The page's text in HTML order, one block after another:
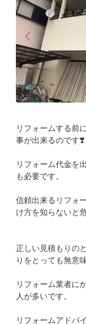
arrow_back_iosPrevious
リフォームする前
事が出来るのです❣️
リフォーム代金を
も必要です。
信頼出来るリフォ
け方を知らないと
正しい見積もりの
りをとっても無意
リフォーム業者に
人が多いです。
リフォームアドバ